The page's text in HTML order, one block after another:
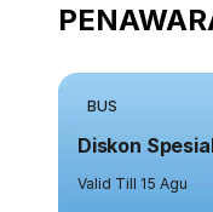
BUS
Diskon
Valid Till 15 Agu